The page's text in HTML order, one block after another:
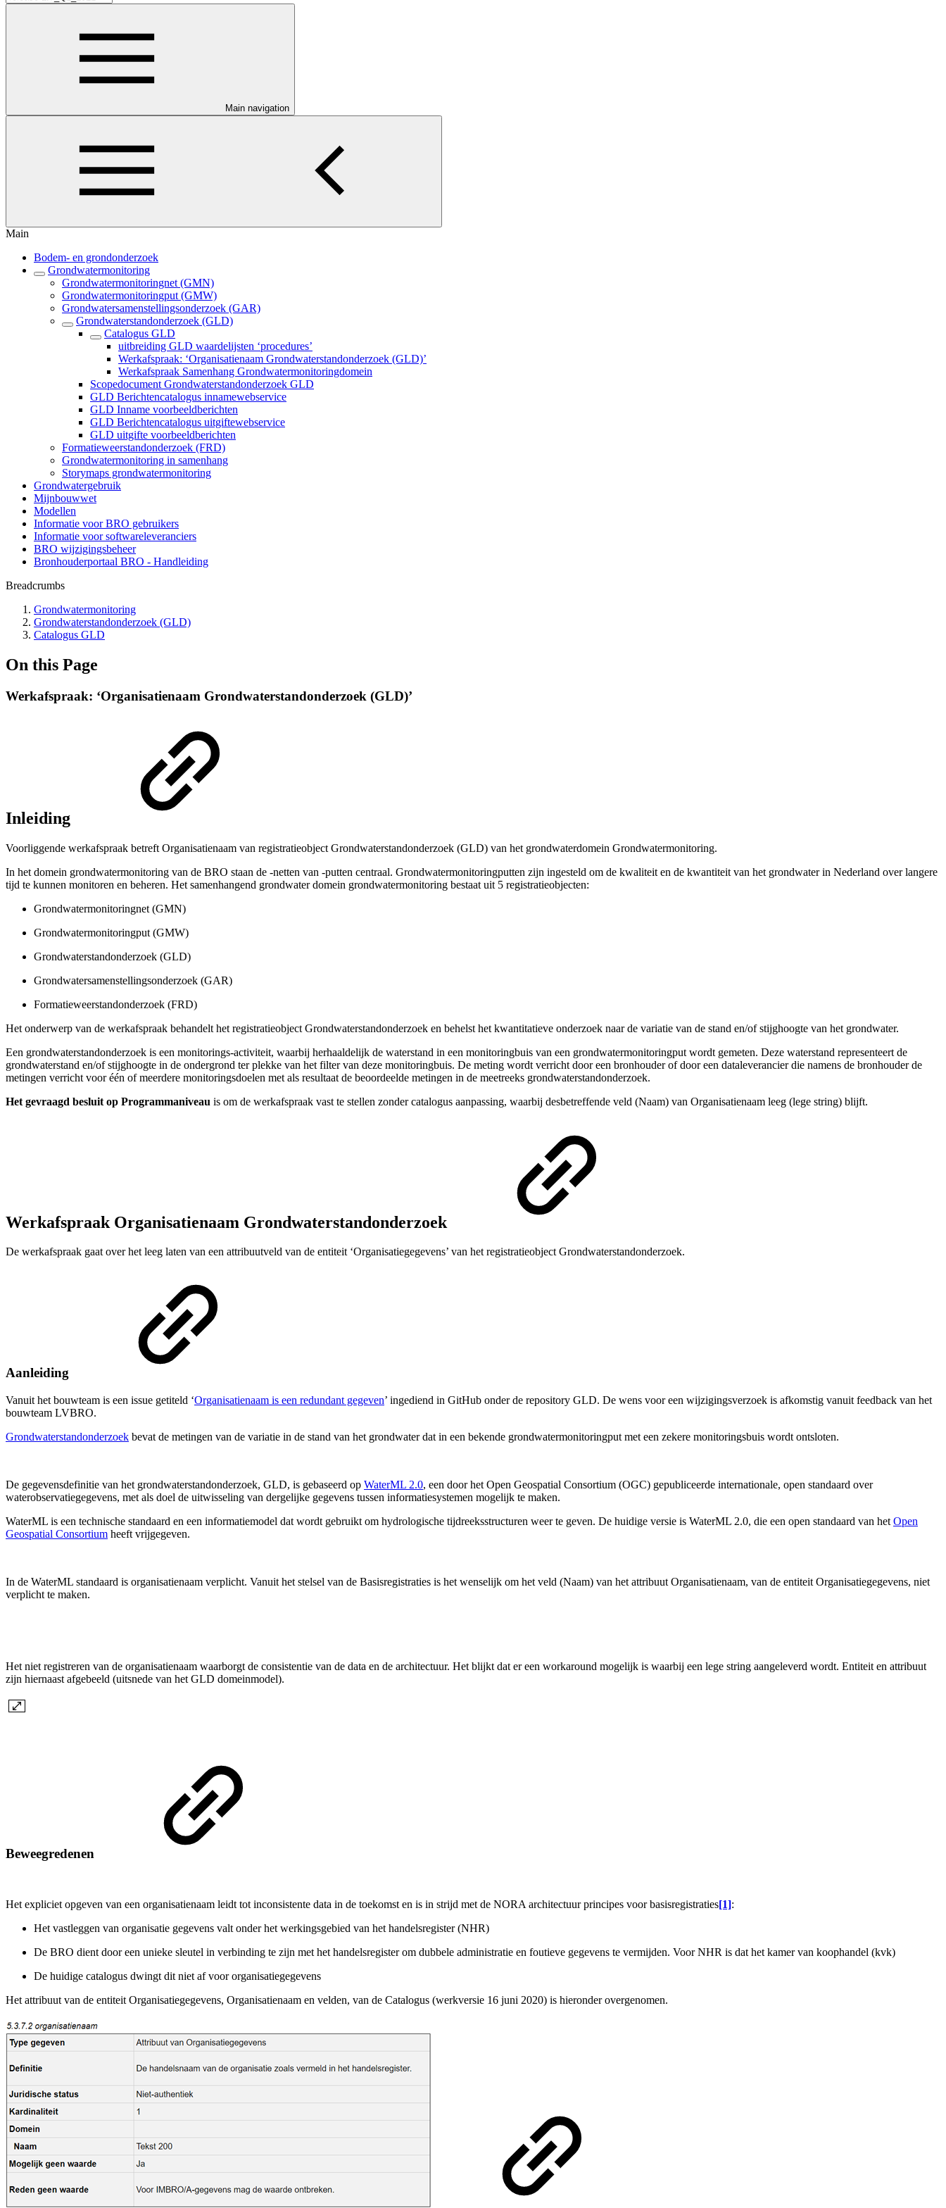
Main navigation
Main
Bodem- en grondonderzoek
Grondwatermonitoring
Grondwatermonitoringnet (GMN)
Grondwatermonitoringput (GMW)
Grondwatersamenstellingsonderzoek (GAR)
Grondwaterstandonderzoek (GLD)
Catalogus GLD
uitbreiding GLD waardelijsten ‘procedures’
Werkafspraak: ‘Organisatienaam Grondwaterstandonderzoek (GLD)’
Werkafspraak Samenhang Grondwatermonitoringdomein
Scopedocument Grondwaterstandonderzoek GLD
GLD Berichtencatalogus innamewebservice
GLD Inname voorbeeldberichten
GLD Berichtencatalogus uitgiftewebservice
GLD uitgifte voorbeeldberichten
Formatieweerstandonderzoek (FRD)
Grondwatermonitoring in samenhang
Storymaps grondwatermonitoring
Grondwatergebruik
Mijnbouwwet
Modellen
Informatie voor BRO gebruikers
Informatie voor softwareleveranciers
BRO wijzigingsbeheer
Bronhouderportaal BRO - Handleiding
Breadcrumbs
Grondwatermonitoring
Grondwaterstandonderzoek (GLD)
Catalogus GLD
On this Page
Werkafspraak: ‘Organisatienaam Grondwaterstandonderzoek (GLD)’
Inleiding
Voorliggende werkafspraak betreft Organisatienaam van registratieobject Grondwaterstandonderzoek (GLD) van het grondwaterdomein Grondwatermonitoring.
In het domein grondwatermonitoring van de BRO staan de -netten van -putten centraal. Grondwatermonitoringputten zijn ingesteld om de kwaliteit en de kwantiteit van het grondwater in Nederland over langere
tijd te kunnen monitoren en beheren. Het samenhangend grondwater domein grondwatermonitoring bestaat uit 5 registratieobjecten:
Grondwatermonitoringnet (GMN)
Grondwatermonitoringput (GMW)
Grondwaterstandonderzoek (GLD)
Grondwatersamenstellingsonderzoek (GAR)
Formatieweerstandonderzoek (FRD)
Het onderwerp van de werkafspraak behandelt het registratieobject Grondwaterstandonderzoek en behelst het kwantitatieve onderzoek naar de variatie van de stand en/of stijghoogte van het grondwater.
Een grondwaterstandonderzoek is een monitorings-activiteit, waarbij herhaaldelijk de waterstand in een monitoringbuis van een grondwatermonitoringput wordt gemeten. Deze waterstand representeert de
grondwaterstand en/of stijghoogte in de ondergrond ter plekke van het filter van deze monitoringbuis. De meting wordt verricht door een bronhouder of door een dataleverancier die namens de bronhouder de
metingen verricht voor één of meerdere monitoringsdoelen met als resultaat de beoordeelde metingen in de meetreeks grondwaterstandonderzoek.
Het gevraagd besluit op Programmaniveau is om de werkafspraak vast te stellen zonder catalogus aanpassing, waarbij desbetreffende veld (Naam) van Organisatienaam leeg (lege string) blijft.
Werkafspraak Organisatienaam Grondwaterstandonderzoek
De werkafspraak gaat over het leeg laten van een attribuutveld van de entiteit ‘Organisatiegegevens’ van het registratieobject Grondwaterstandonderzoek.
Aanleiding
Vanuit het bouwteam is een issue getiteld ‘Organisatienaam is een redundant gegeven’ ingediend in GitHub onder de repository GLD. De wens voor een wijzigingsverzoek is afkomstig vanuit feedback van het
bouwteam LVBRO.
Grondwaterstandonderzoek bevat de metingen van de variatie in de stand van het grondwater dat in een bekende grondwatermonitoringput met een zekere monitoringsbuis wordt ontsloten.
De gegevensdefinitie van het grondwaterstandonderzoek, GLD, is gebaseerd op WaterML 2.0, een door het Open Geospatial Consortium (OGC) gepubliceerde internationale, open standaard over
waterobservatiegegevens, met als doel de uitwisseling van dergelijke gegevens tussen informatiesystemen mogelijk te maken.
WaterML is een technische standaard en een informatiemodel dat wordt gebruikt om hydrologische tijdreeksstructuren weer te geven. De huidige versie is WaterML 2.0, die een open standaard van het Open
Geospatial Consortium heeft vrijgegeven.
In de WaterML standaard is organisatienaam verplicht. Vanuit het stelsel van de Basisregistraties is het wenselijk om het veld (Naam) van het attribuut Organisatienaam, van de entiteit Organisatiegegevens, niet
verplicht te maken.
Het niet registreren van de organisatienaam waarborgt de consistentie van de data en de architectuur. Het blijkt dat er een workaround mogelijk is waarbij een lege string aangeleverd wordt. Entiteit en attribuut
zijn hiernaast afgebeeld (uitsnede van het GLD domeinmodel).
Beweegredenen
Het expliciet opgeven van een organisatienaam leidt tot inconsistente data in de toekomst en is in strijd met de NORA architectuur principes voor basisregistraties[1]:
Het vastleggen van organisatie gegevens valt onder het werkingsgebied van het handelsregister (NHR)
De BRO dient door een unieke sleutel in verbinding te zijn met het handelsregister om dubbele administratie en foutieve gegevens te vermijden. Voor NHR is dat het kamer van koophandel (kvk)
De huidige catalogus dwingt dit niet af voor organisatiegegevens
Het attribuut van de entiteit Organisatiegegevens, Organisatienaam en velden, van de Catalogus (werkversie 16 juni 2020) is hieronder overgenomen.